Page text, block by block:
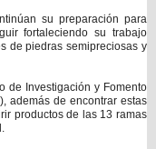
su preparación para
fortaleciendo su trabajo
de piedras semipreciosas y
de Investigación y Fomento
además de encontrar estas
productos de las 13 ramas